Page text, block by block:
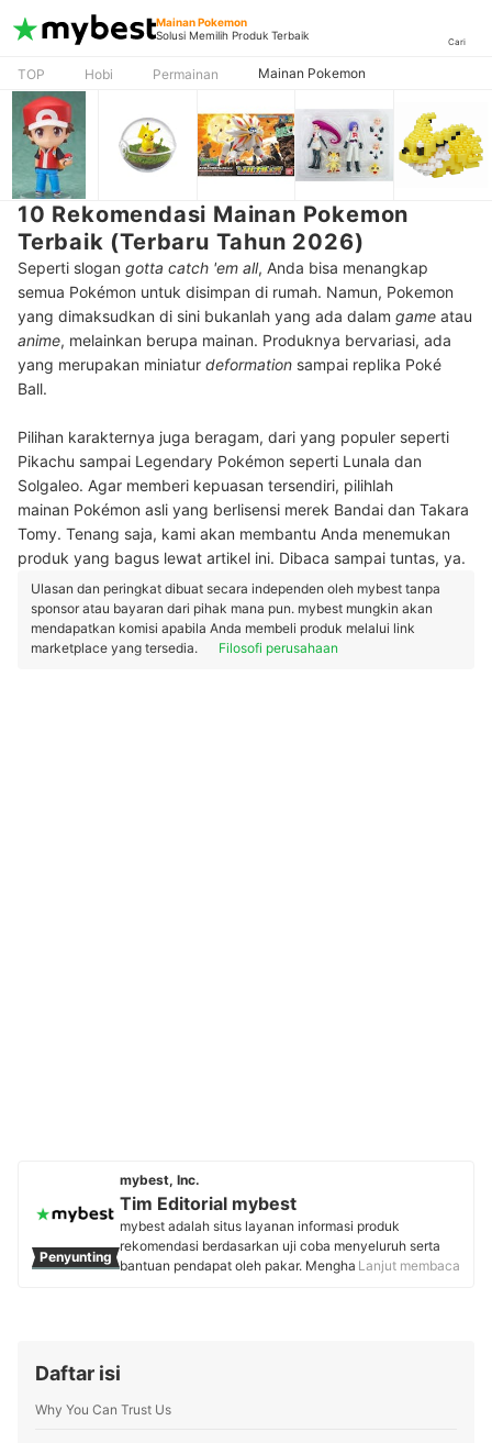
Mainan Pokemon
Solusi Memilih Produk Terbaik
Cari
TOP Hobi Permainan Mainan Pokemon
10 Rekomendasi Mainan Pokemon
Terbaik (Terbaru Tahun 2026)
Seperti slogan gotta catch 'em all, Anda bisa menangkap
semua Pokémon untuk disimpan di rumah. Namun, Pokemon
yang dimaksudkan di sini bukanlah yang ada dalam game atau
anime, melainkan berupa mainan. Produknya bervariasi, ada
yang merupakan miniatur deformation sampai replika Poké
Ball.
Pilihan karakternya juga beragam, dari yang populer seperti
Pikachu sampai Legendary Pokémon seperti Lunala dan
Solgaleo. Agar memberi kepuasan tersendiri, pilihlah
mainan Pokémon asli yang berlisensi merek Bandai dan Takara
Tomy. Tenang saja, kami akan membantu Anda menemukan
produk yang bagus lewat artikel ini. Dibaca sampai tuntas, ya.
Ulasan dan peringkat dibuat secara independen oleh mybest tanpa
sponsor atau bayaran dari pihak mana pun. mybest mungkin akan
mendapatkan komisi apabila Anda membeli produk melalui link
marketplace yang tersedia.
Filosofi perusahaan
Penyunting
mybest, Inc.
Tim Editorial mybest
mybest adalah situs layanan informasi produk
rekomendasi berdasarkan uji coba menyeluruh serta
bantuan pendapat oleh pakar. Menghasilkan konten
Lanjut membaca
Daftar isi
Why You Can Trust Us